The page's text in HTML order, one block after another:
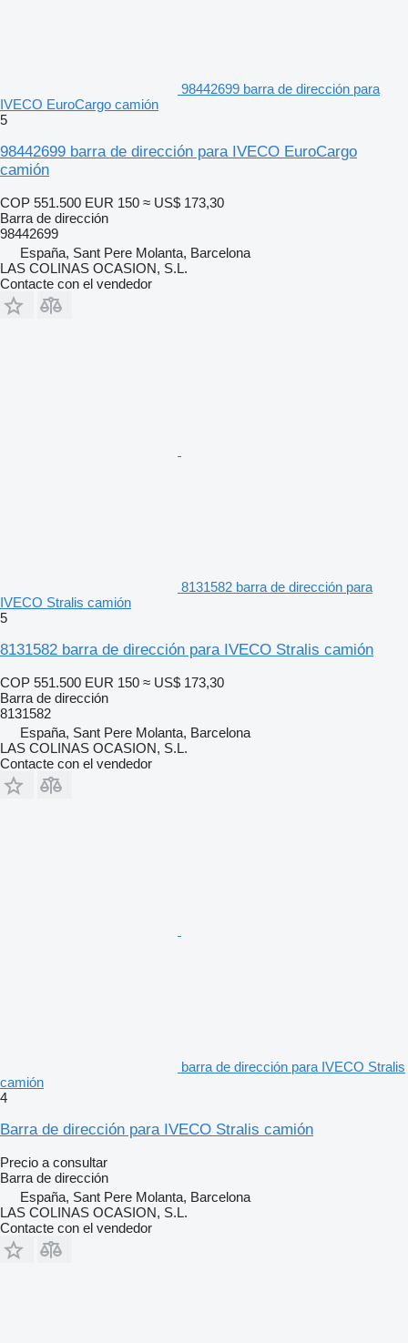
98442699 barra de dirección para
IVECO EuroCargo camión
5
98442699 barra de dirección para IVECO EuroCargo
camión
COP 551.500 EUR 150 ≈ US$ 173,30
Barra de dirección
98442699
España, Sant Pere Molanta, Barcelona
LAS COLINAS OCASION, S.L.
Contacte con el vendedor
8131582 barra de dirección para
IVECO Stralis camión
5
8131582 barra de dirección para IVECO Stralis camión
COP 551.500 EUR 150 ≈ US$ 173,30
Barra de dirección
8131582
España, Sant Pere Molanta, Barcelona
LAS COLINAS OCASION, S.L.
Contacte con el vendedor
barra de dirección para IVECO Stralis
camión
4
Barra de dirección para IVECO Stralis camión
Precio a consultar
Barra de dirección
España, Sant Pere Molanta, Barcelona
LAS COLINAS OCASION, S.L.
Contacte con el vendedor